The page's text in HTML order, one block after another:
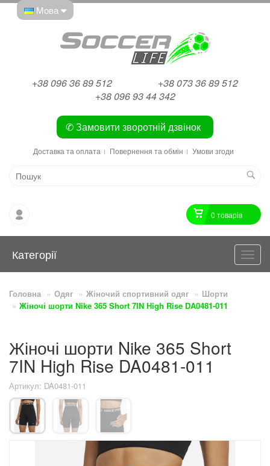
Мова
+38 096 36 89 512
+38 073 36 89 512
+38 096 93 44 342
✆ Замовити зворотній дзвінок
Доставка та оплата Повернення та обмін Умови згоди
0 товарiв
Категорії
Головна Одяг Жіночий спортивний одяг
Шорти
Жіночі шорти Nike 365 Short 7IN High Rise DA0481-011
Жіночі шорти Nike 365 Short
7IN High Rise DA0481-011
Артикул: DA0481-011